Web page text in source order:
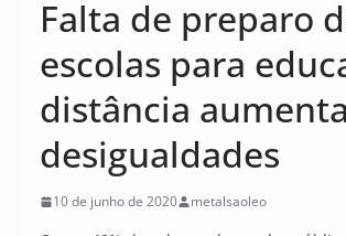
Falta de preparo
escolas para
distância aumenta
desigualdades
10 de junho de 2020 metalsaoleo